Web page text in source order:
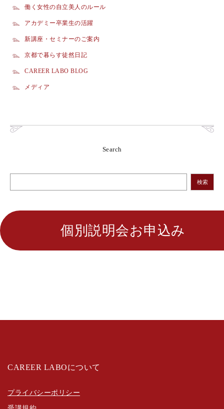
働く女性の自立美人のルール
アカデミー卒業生の活躍
新講座・セミナーのご案内
京都で暮らす徒然日記
CAREER LABO BLOG
メディア
Search
検索
個別説明会お申込み
CAREER LABOについて
プライバシーポリシー